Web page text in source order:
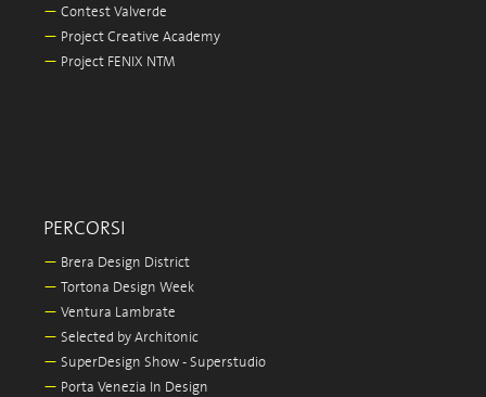
— Contest Valverde
— Project Creative Academy
— Project FENIX NTM
PERCORSI
— Brera Design District
— Tortona Design Week
— Ventura Lambrate
— Selected by Architonic
— SuperDesign Show - Superstudio
— Porta Venezia In Design